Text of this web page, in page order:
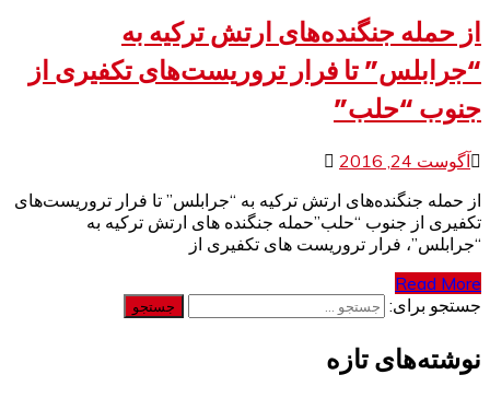
از حمله جنگنده‌های ارتش ترکیه به
“جرابلس” تا فرار تروریست‌های تکفیری از
جنوب “حلب”
آگوست 24, 2016
از حمله جنگنده‌های ارتش ترکیه به “جرابلس” تا فرار تروریست‌های
تکفیری از جنوب “حلب”حمله جنگنده های ارتش ترکیه به
“جرابلس”، فرار تروریست های تکفیری از
Read More
جستجو برای:
نوشته‌های تازه